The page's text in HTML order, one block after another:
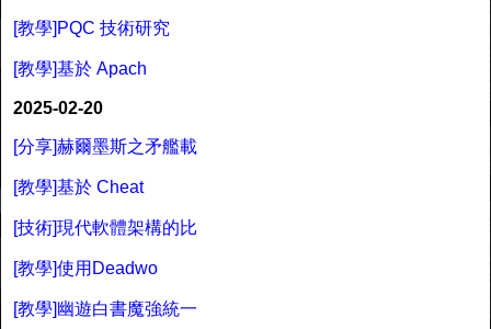
[教學]PQC 技術研究
[教學]基於 Apach
2025-02-20
[分享]赫爾墨斯之矛艦載
[教學]基於 Cheat
[技術]現代軟體架構的比
[教學]使用Deadwo
[教學]幽遊白書魔強統一